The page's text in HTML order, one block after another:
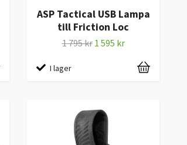
ASP Tactical USB Lampa
till Friction Loc
1 795 kr 1 595 kr
I lager